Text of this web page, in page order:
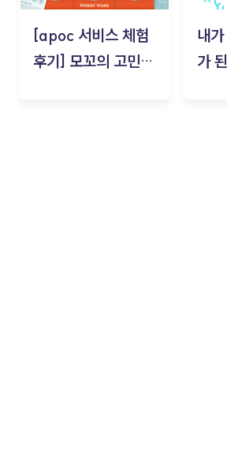
[apoc 서비스 체험
후기] 모꼬의 고민세
내
가